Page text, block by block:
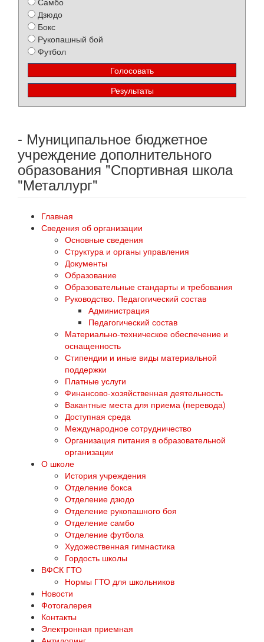
Дзюдо
Бокс
Рукопашный бой
Футбол
- Муниципальное бюджетное
учреждение дополнительного
образования "Спортивная школа
"Металлург"
Главная
Сведения об организации
Основные сведения
Структура и органы управления
Документы
Образование
Образовательные стандарты и требования
Руководство. Педагогический состав
Администрация
Педагогический состав
Материально-техническое обеспечение и
оснащенность
Стипендии и иные виды материальной
поддержки
Платные услуги
Финансово-хозяйственная деятельность
Вакантные места для приема (перевода)
Доступная среда
Международное сотрудничество
Организация питания в образовательной
организации
О школе
История учреждения
Отделение бокса
Отделение дзюдо
Отделение рукопашного боя
Отделение самбо
Отделение футбола
Художественная гимнастика
Гордость школы
ВФСК ГТО
Нормы ГТО для школьников
Новости
Фотогалерея
Контакты
Электронная приемная